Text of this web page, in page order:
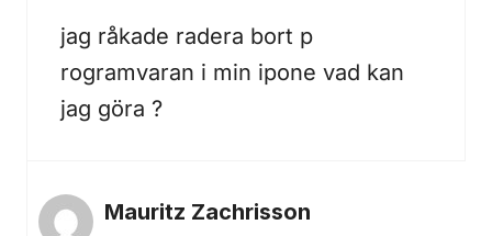
jag råkade radera bort p
rogramvaran i min ipone vad kan
jag göra ?
Mauritz Zachrisson